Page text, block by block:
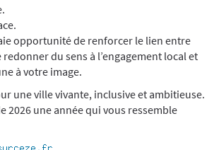
opportunité de renforcer le lien entre
du sens à l’engagement local et
à votre image.
une ville vivante, inclusive et ambitieuse.
2026 une année qui vous ressemble